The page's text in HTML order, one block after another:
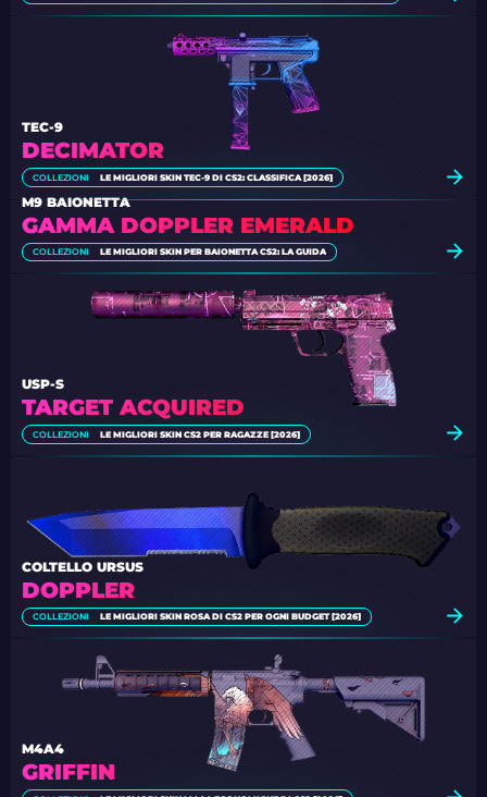
DECIMATOR
TEC-9
COLLEZIONI LE MIGLIORI SKIN TEC-9 DI CS2: CLASSIFICA [2026]
GAMMA DOPPLER EMERALD
M9 BAIONETTA
COLLEZIONI LE MIGLIORI SKIN PER BAIONETTA CS2: LA GUIDA
TARGET ACQUIRED
USP-S
COLLEZIONI LE MIGLIORI SKIN CS2 PER RAGAZZE [2026]
DOPPLER
COLTELLO URSUS
COLLEZIONI LE MIGLIORI SKIN ROSA DI CS2 PER OGNI BUDGET [2026]
GRIFFIN
M4A4